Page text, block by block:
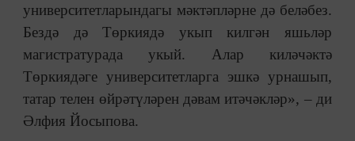
университетларындагы мәктәпләрне дә беләбез.
Бездә дә Төркиядә укып килгән яшьләр
магистратурада укый. Алар киләчәктә
Төркиядәге университетларга эшкә урнашып,
татар телен өйрәтүләрен дәвам итәчәкләр», –ди
Әлфия Йосыпова.